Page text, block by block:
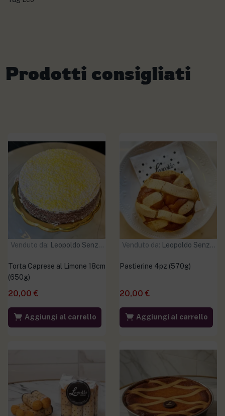
Prodotti consigliati
Venduto da: Leopoldo Senza Glutine
Torta Caprese al Limone 18cm
(650g)
20,00 €
Aggiungi al carrello
Venduto da: Leopoldo Senza Glutine
Pastierine 4pz (570g)
20,00 €
Aggiungi al carrello